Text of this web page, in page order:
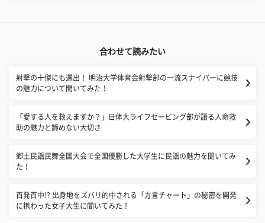
合わせて読みたい
射撃の十傑にも選出！ 明治大学体育会射撃部の一流スナイパーに競技
の魅力について聞いてみた！
「愛する人を救えますか？」日体大ライフセービング部が語る人命救
助の魅力と諦めない大切さ
郷土民謡民舞全国大会で全国優勝した大学生に民謡の魅力を聞いてみ
た！
百発百中!? 出身地をズバリ的中される「方言チャート」の秘密を開発
に携わった女子大生に聞いてみた！